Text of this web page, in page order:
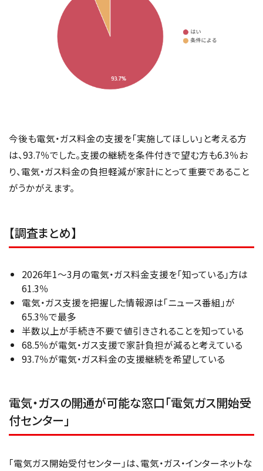
今後も電気・ガス料金の支援を「実施してほしい」と考える方
は、93.7％でした。支援の継続を条件付きで望む方も6.3％お
り、電気・ガス料金の負担軽減が家計にとって重要であること
がうかがえます。
【調査まとめ】
2026年1～3月の電気・ガス料金支援を「知っている」方は
61.3％
電気・ガス支援を把握した情報源は「ニュース番組」が
65.3％で最多
半数以上が手続き不要で値引きされることを知っている
68.5％が電気・ガス支援で家計負担が減ると考えている
93.7％が電気・ガス料金の支援継続を希望している
電気・ガスの開通が可能な窓口「電気ガス開始受
付センター」
「電気ガス開始受付センター」は、電気・ガス・インターネットな